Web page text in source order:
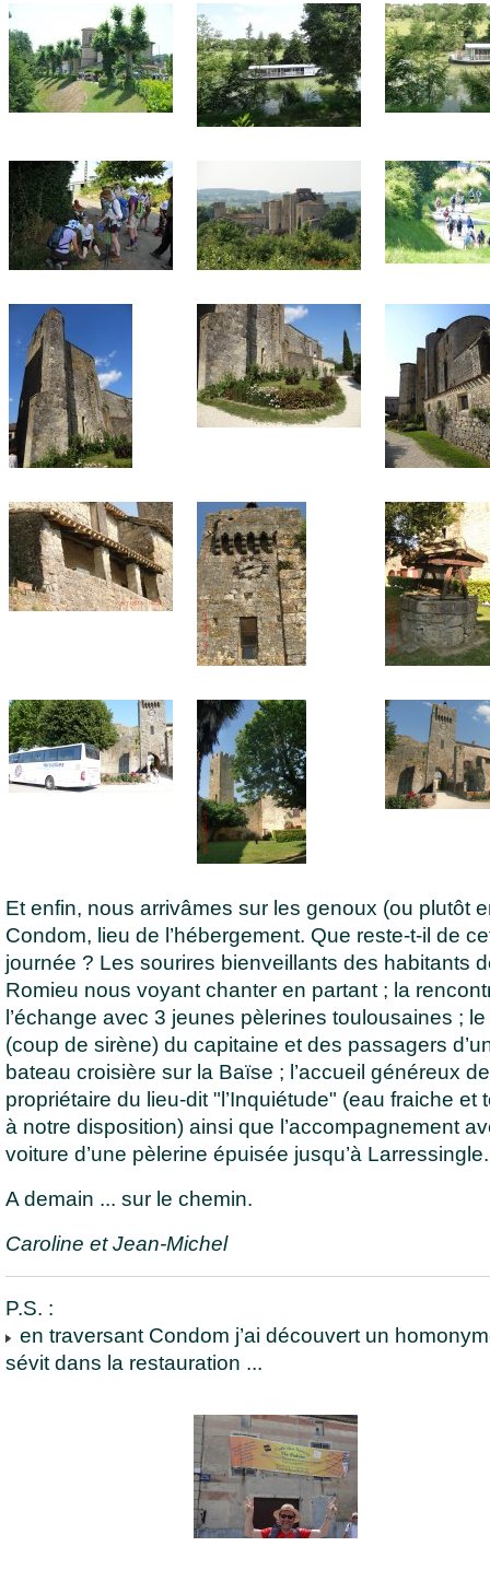
Et enfin, nous arrivâmes sur les genoux (ou plutôt
Condom, lieu de l’hébergement. Que reste-t-il de
journée ? Les sourires bienveillants des habitants
Romieu nous voyant chanter en partant ; la
l’échange avec 3 jeunes pèlerines toulousaines ;
(coup de sirène) du capitaine et des passagers
bateau croisière sur la Baïse ; l’accueil généreux
propriétaire du lieu-dit "l’Inquiétude" (eau fraiche et
à notre disposition) ainsi que l’accompagnement
voiture d’une pèlerine épuisée jusqu’à Larressingle.
A demain ... sur le chemin.
Caroline et Jean-Michel
P.S. :
en traversant Condom j’ai découvert un
sévit dans la restauration ...